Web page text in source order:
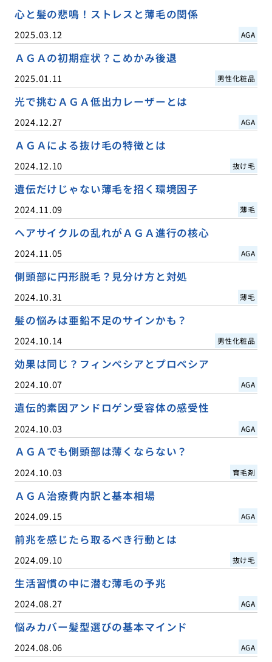
心と髪の悲鳴！ストレスと薄毛の関係
2025.03.12 AGA
ＡＧＡの初期症状？こめかみ後退
2025.01.11 男性化粧品
光で挑むＡＧＡ低出力レーザーとは
2024.12.27 AGA
ＡＧＡによる抜け毛の特徴とは
2024.12.10 抜け毛
遺伝だけじゃない薄毛を招く環境因子
2024.11.09 薄毛
ヘアサイクルの乱れがＡＧＡ進行の核心
2024.11.05 AGA
側頭部に円形脱毛？見分け方と対処
2024.10.31 薄毛
髪の悩みは亜鉛不足のサインかも？
2024.10.14 男性化粧品
効果は同じ？フィンペシアとプロペシア
2024.10.07 AGA
遺伝的素因アンドロゲン受容体の感受性
2024.10.03 AGA
ＡＧＡでも側頭部は薄くならない？
2024.10.03 育毛剤
ＡＧＡ治療費内訳と基本相場
2024.09.15 AGA
前兆を感じたら取るべき行動とは
2024.09.10 抜け毛
生活習慣の中に潜む薄毛の予兆
2024.08.27 AGA
悩みカバー髪型選びの基本マインド
2024.08.06 AGA